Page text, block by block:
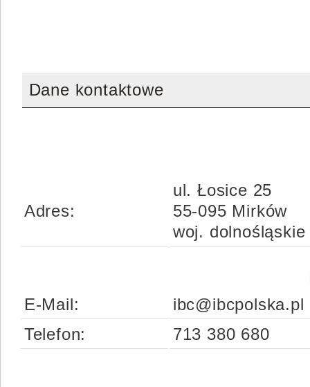
Dane kontaktowe
Adres:
ul. Łosice 25
55-095 Mirków
woj. dolnośląskie
E-Mail:
ibc@ibcpolska.pl
Telefon:
713 380 680